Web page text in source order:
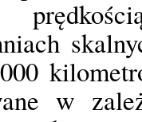
w